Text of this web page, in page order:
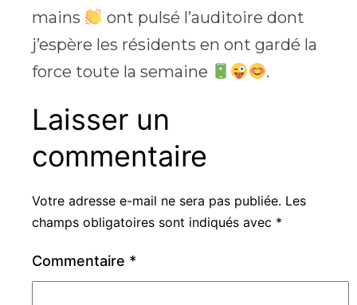
mains
ont pulsé l’auditoire dont
j’espère les résidents en ont gardé la
force toute la semaine
.
Laisser un
commentaire
Votre adresse e-mail ne sera pas publiée. Les
champs obligatoires sont indiqués avec *
Commentaire *